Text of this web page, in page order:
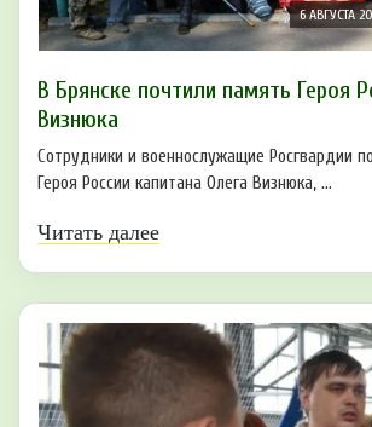
6 АВГУСТА
В Брянске почтили память Героя
Визнюка
Сотрудники и военнослужащие Росгвардии
Героя России капитана Олега Визнюка, ...
Читать далее